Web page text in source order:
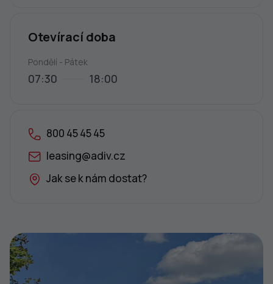
Otevírací doba
Pondělí - Pátek
07:30 18:00
800 45 45 45
leasing@adiv.cz
Jak se k nám dostat?